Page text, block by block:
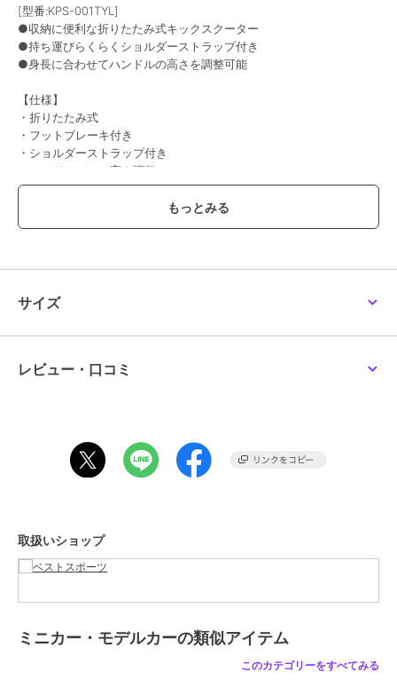
[型番:KPS-001TYL]
●収納に便利な折りたたみ式キックスクーター
●持ち運びらくらくショルダーストラップ付き
●身長に合わせてハンドルの高さを調整可能
【仕様】
・折りたたみ式
・フットブレーキ付き
・ショルダーストラップ付き
・ハンドルバーの高さ調整
・折りたたみ時：長さ 62.5cm / 高さ 23cm
・ハンドル：長さ 33.8cm
【ウィール】4.5インチ ABEC-7
この商品は、不良品のみ返品を承ります
サイズ
レビュー・口コミ
取扱いショップ
ミニカー・モデルカーの類似アイテム
このカテゴリーをすべてみる